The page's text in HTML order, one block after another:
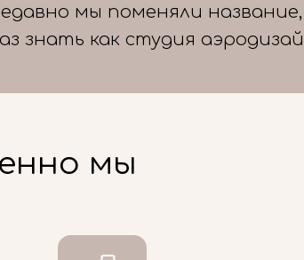
мы поменяли
знать как студия
мы